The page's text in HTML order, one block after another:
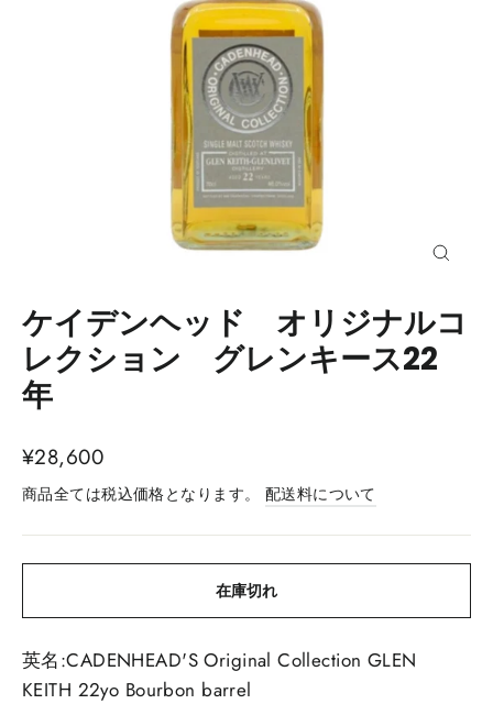
(esc)
ケイデンヘッド オリジナルコ
レクション グレンキース22
年
通
常
格
¥28,600
商品全ては税込価格となります。 配送料について
在庫切れ
英名:CADENHEAD'S Original Collection GLEN
KEITH 22yo Bourbon barrel